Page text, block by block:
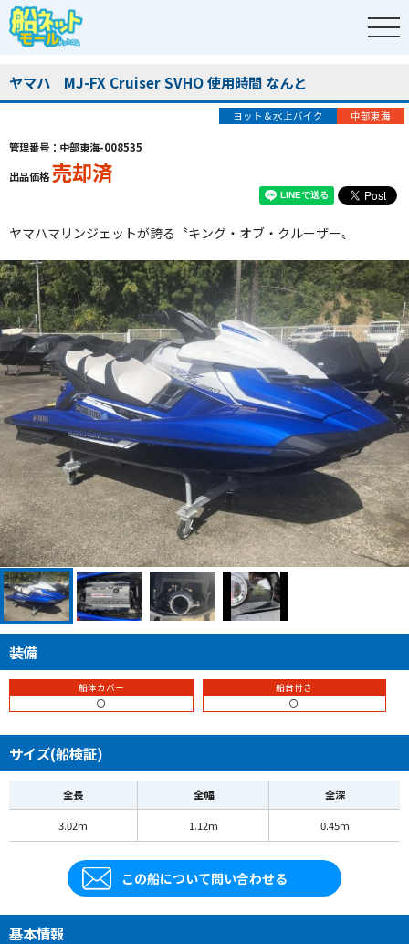
ヤマハ MJ-FX Cruiser SVHO 使用時間 なんと
ヨット＆水上バイク 中部東海
管理番号：中部東海-008535
出品価格売却済
ヤマハマリンジェットが誇る〝キング・オブ・クルーザー〟
装備
船体カバー
〇
船台付き
〇
サイズ(船検証)
全長 全幅 全深
3.02m 1.12m 0.45m
この船について問い合わせる
基本情報